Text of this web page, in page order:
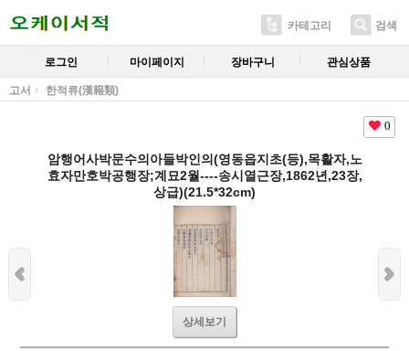
카테고리 검색
로그인 마이페이지 장바구니 관심상품
고서 한적류(漢籍類)
0
암행어사박문수의아들박인의(영동읍지초(등),목활자,노
효자만호박공행장;계묘2월----송시열근장,1862년,23장,
상급)(21.5*32cm)
상세보기